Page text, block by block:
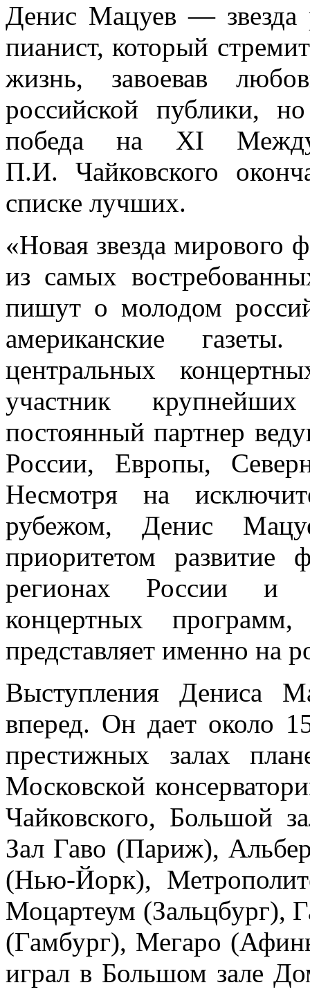
Денис Мацуев — звезда
пианист, который
жизнь, завоевав
российской публики,
победа на XI
П.И. Чайковского
списке лучших.
«Новая звезда мирового
из самых
пишут о молодом
американские
центральных
участник
постоянный партнер
России, Европы,
Несмотря на
рубежом, Денис
приоритетом развитие
регионах России и
концертных
представляет именно на
Выступления Дениса
вперед. Он дает около
престижных залах
Московской
Чайковского, Большой
Зал Гаво (Париж),
(Нью-Йорк),
Моцартеум (Зальцбург),
(Гамбург), Мегаро
играл в Большом зале